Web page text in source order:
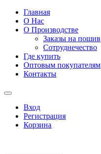
Главная
О Нас
О Производстве
Заказы на пошив
Сотруднечество
Где купить
Оптовым покупателям
Контакты
Вход
Регистрация
Корзина